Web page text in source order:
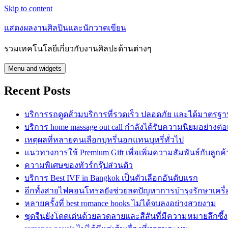
Skip to content
แสดงผลงานศิลปินและนักวาดเขียน
รวมเทคโนโลยีเกี่ยวกับงานศิลปะด้านต่างๆ
Menu and widgets
Recent Posts
บริการรถดูดส้วมบริการที่รวดเร็ว ปลอดภัย และได้มาตรฐ
บริการ home massage out call กำลังได้รับความนิยมอย่างต่อ
เหตุผลที่หลายคนเลือกบุหรี่นอกแทนบุหรี่ทั่วไป
แนวทางการใช้ Premium Gift เพื่อเพิ่มความสัมพันธ์กับลูกค้
ความพิเศษของทัวร์กรุ๊ปส่วนตัว
บริการ Best IVF in Bangkok เป็นตัวเลือกอันดับแรก
อีกทั้งสายไฟคอนโทรลยังช่วยลดปัญหาการบำรุงรักษาเครื่
หลายครั้งที่ best romance books ไม่ได้จบลงอย่างสวยงาม
ชุดจีนยังโดดเด่นด้วยลวดลายและสีสันที่มีความหมายลึกซึ้ง